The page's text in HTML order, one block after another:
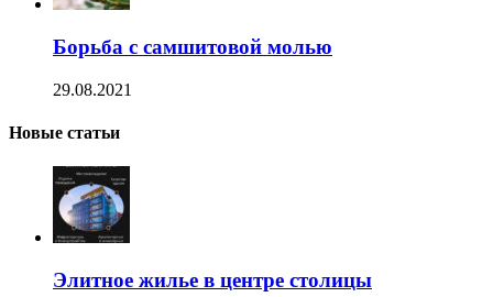
Борьба с самшитовой молью
29.08.2021
Новые статьи
Элитное жилье в центре столицы